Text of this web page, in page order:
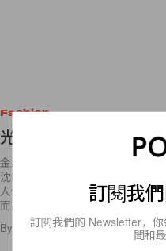
Fashion
光影與銀色時尚：打造
金屬光澤隨著暖陽快速回溫！金
沈的深冬黑灰世界一下跳躍到初
人們想到的就是閃亮高調，其實
而出。眾
By demavi/2015年5月18日
訂閱我
訂閱我們的 Newsletter，
聞和